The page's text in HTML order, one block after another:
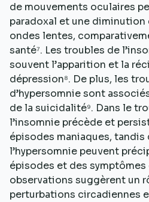
de mouvements oculaires
paradoxal et une
ondes lentes,
santé⁷. Les troubles de
souvent l’apparition et la
dépression⁸. De plus, les
d’hypersomnie sont
de la suicidalité⁹. Dans le
l’insomnie précède et
épisodes maniaques, tandis
l’hypersomnie peuvent
épisodes et des symptômes
observations suggèrent un
perturbations circadiennes